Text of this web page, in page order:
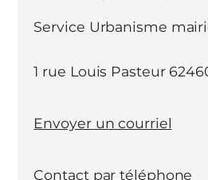
Service Urbanisme
1 rue Louis Pasteur
Envoyer un courriel
Contact par téléphone